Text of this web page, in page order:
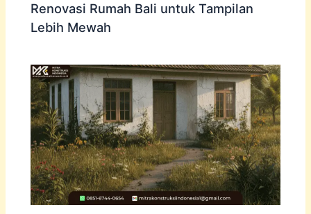
Renovasi Rumah Bali untuk Tampilan
Lebih Mewah